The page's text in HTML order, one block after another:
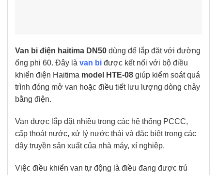
Van bi điện haitima DN50 dùng để lắp đặt với đường
ống phi 60. Đây là van bi được kết nối với bộ điều
khiển điện Haitima model HTE-08 giúp kiểm soát quá
trình đóng mở van hoặc điều tiết lưu lượng dòng chảy
bằng điện.
Van được lắp đặt nhiều trong các hệ thống PCCC,
cấp thoát nước, xử lý nước thải và đặc biệt trong các
dây truyền sản xuất của nhà máy, xí nghiệp.
Việc điều khiển van tự động là điều đang được trú